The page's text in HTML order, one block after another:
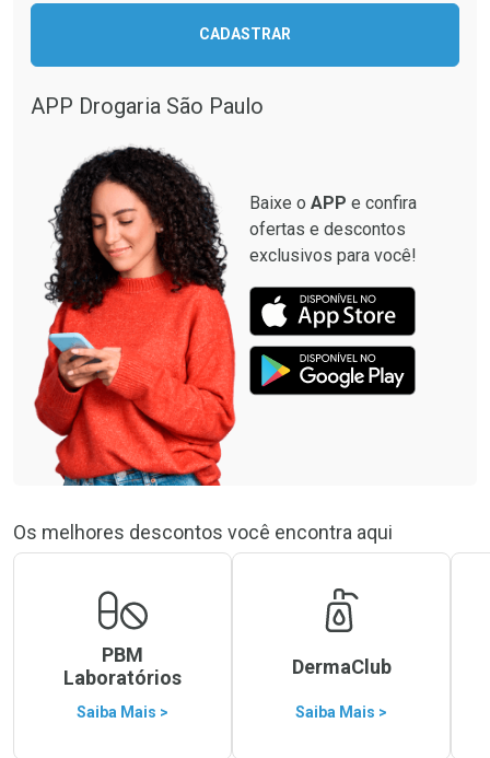
Comprar sem Desconto
Comprar sem Desconto
Comprar sem Desconto
Comprar sem Desconto
CADASTRAR
APP Drogaria São Paulo
Baixe o APP e confira
ofertas e descontos
exclusivos para você!
Os melhores descontos você encontra aqui
PBM
Laboratórios
Saiba Mais >
DermaClub
Saiba Mais >